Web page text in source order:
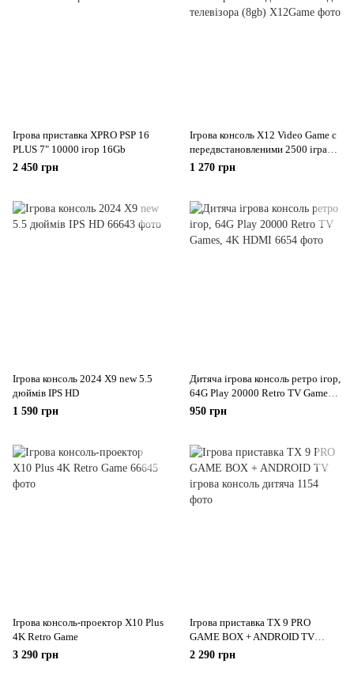
Ігрова приставка XPRO PSP 16
PLUS 7" 10000 ігор 16Gb
2 450 грн
Ігрова консоль X12 Video Game c
передвстановленими 2500 іграми
і підключенням до телевізора
1 270 грн
Ігрова консоль 2024 X9 new 5.5
дюймів IPS HD
1 590 грн
Дитяча ігрова консоль ретро ігор,
64G Play 20000 Retro TV Games,
4K HDMI
950 грн
Ігрова консоль-проектор X10 Plus
4K Retro Game
3 290 грн
Ігрова приставка TX 9 PRO
GAME BOX + ANDROID TV
ігрова консоль дитяча
2 290 грн